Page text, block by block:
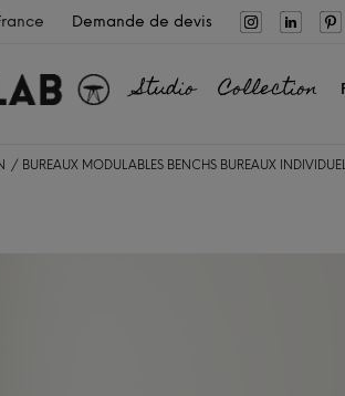
Demande de devis
Studio Collection
BUREAUX MODULABLES BENCHS BUREAUX